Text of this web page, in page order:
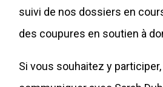
suivi de nos dossiers en
des coupures en soutien à
Si vous souhaitez y